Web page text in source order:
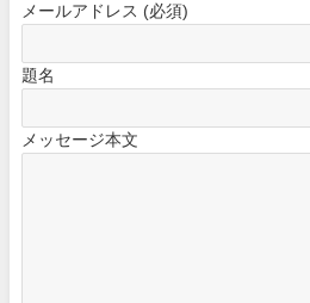
メールアドレス (必須)
題名
メッセージ本文